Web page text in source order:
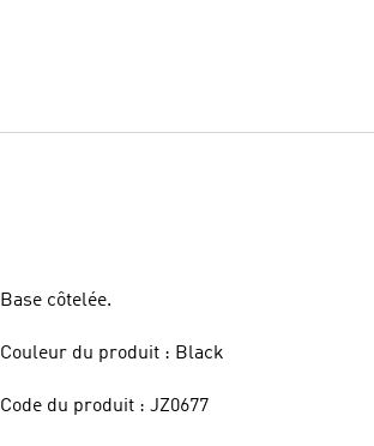
Base côtelée.
Couleur du produit : Black
Code du produit : JZ0677